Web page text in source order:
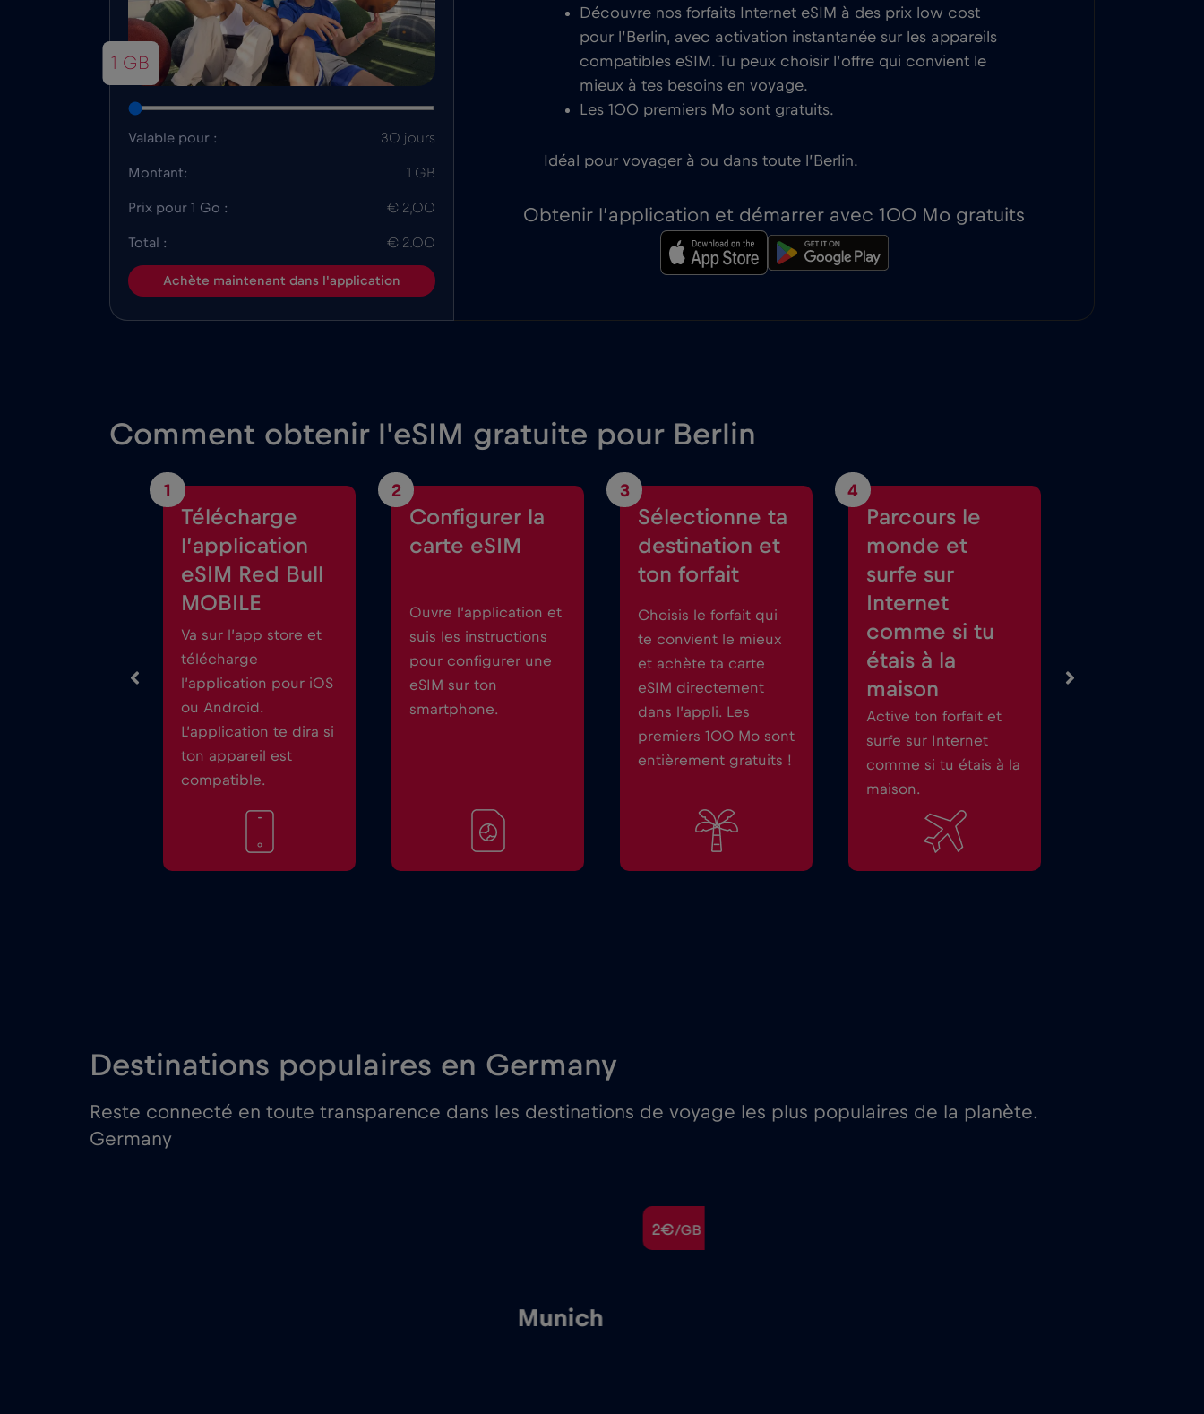
1 GB
Valable pour : 30 jours
Montant: 1 GB
Prix pour 1 Go : € 2,00
Total : € 2.00
Achète maintenant dans l'application
Découvre nos forfaits Internet eSIM à des prix low cost
pour l’Berlin, avec activation instantanée sur les appareils
compatibles eSIM. Tu peux choisir l’offre qui convient le
mieux à tes besoins en voyage.
Les 100 premiers Mo sont gratuits.
Idéal pour voyager à ou dans toute l’Berlin.
Obtenir l’application et démarrer avec 100 Mo gratuits
Comment obtenir l'eSIM gratuite pour Berlin
1
Télécharge
l’application
eSIM Red Bull
MOBILE
Va sur l’app store et
télécharge
l’application pour iOS
ou Android.
L’application te dira si
ton appareil est
compatible.
2
Configurer la
carte eSIM
Ouvre l’application et
suis les instructions
pour configurer une
eSIM sur ton
smartphone.
3
Sélectionne ta
destination et
ton forfait
Choisis le forfait qui
te convient le mieux
et achète ta carte
eSIM directement
dans l’appli. Les
premiers 100 Mo sont
entièrement gratuits !
4
Parcours le
monde et
surfe sur
Internet
comme si tu
étais à la
maison
Active ton forfait et
surfe sur Internet
comme si tu étais à la
maison.
Destinations populaires en Germany
Reste connecté en toute transparence dans les destinations de voyage les plus populaires de la planète.
Germany
2€/GB
Munich